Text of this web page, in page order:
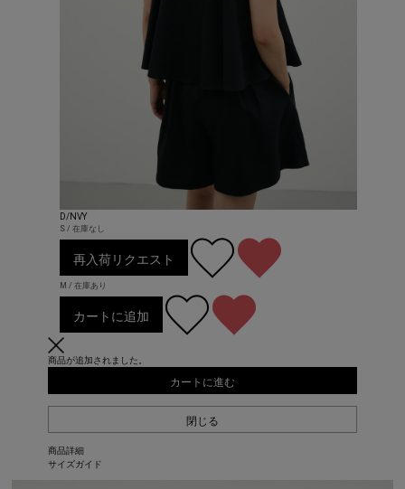
D/NVY
S / 在庫なし
再入荷リクエスト
M / 在庫あり
カートに追加
商品が追加されました。
カートに進む
閉じる
商品詳細
サイズガイド